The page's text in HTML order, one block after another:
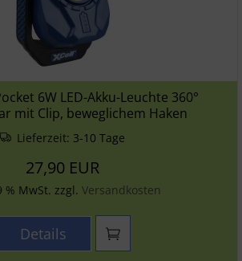
6W LED-Akku-Leuchte 360°
mit Clip, beweglichem Haken
Lieferzeit: 3-10 Tage
27,90 EUR
% MwSt. zzgl. Versandkosten
Details